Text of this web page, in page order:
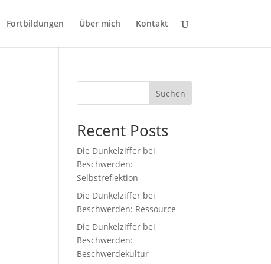
Fortbildungen Über mich Kontakt
Suchen
Recent Posts
Die Dunkelziffer bei
Beschwerden:
Selbstreflektion
Die Dunkelziffer bei
Beschwerden: Ressource
Die Dunkelziffer bei
Beschwerden:
Beschwerdekultur